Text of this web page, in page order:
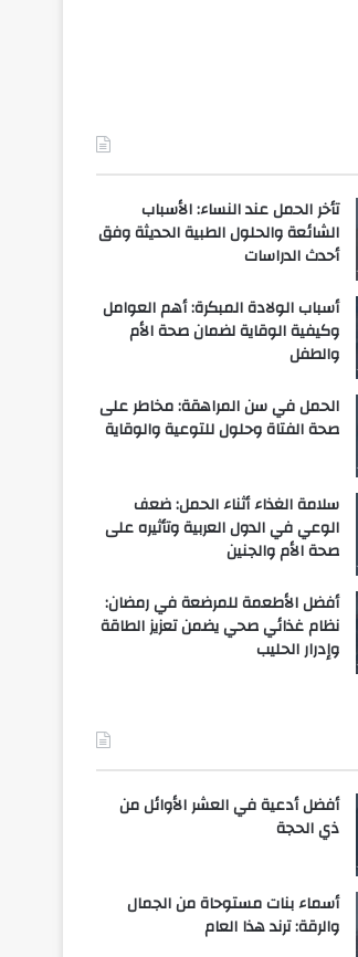
تأخر الحمل عند النساء: الأسباب
الشائعة والحلول الطبية الحديثة وفق
أحدث الدراسات
أسباب الولادة المبكرة: أهم العوامل
وكيفية الوقاية لضمان صحة الأم
والطفل
الحمل في سن المراهقة: مخاطر على
صحة الفتاة وحلول للتوعية والوقاية
سلامة الغذاء أثناء الحمل: ضعف
الوعي في الدول العربية وتأثيره على
صحة الأم والجنين
أفضل الأطعمة للمرضعة في رمضان:
نظام غذائي صحي يضمن تعزيز الطاقة
وإدرار الحليب
أفضل أدعية في العشر الأوائل من
ذي الحجة
أسماء بنات مستوحاة من الجمال
والرقة: ترند هذا العام